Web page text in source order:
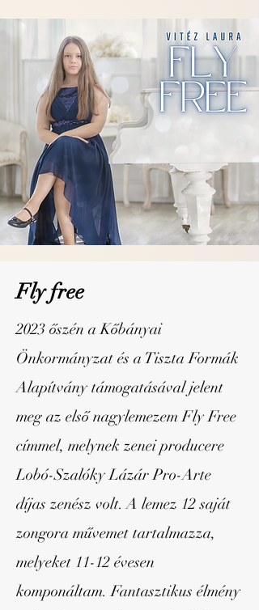
Fly free
2023 őszén a Kőbányai
Önkormányzat és a Tiszta Formák
Alapítvány támogatásával jelent
meg az első nagylemezem Fly Free
címmel, melynek zenei producere
Lobó-Szalóky Lázár Pro-Arte
díjas zenész volt. A lemez 12 saját
zongora művemet tartalmazza,
melyeket 11-12 évesen
komponáltam. Fantasztikus élmény